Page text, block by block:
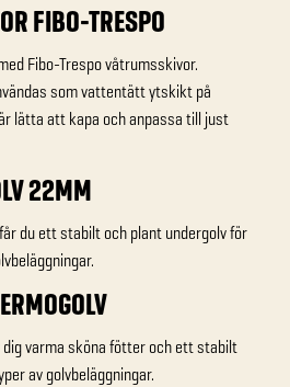
FIBO-TRESPO
Fibo-Trespo våtrumsskivor.
som vattentätt ytskikt på
lätta att kapa och anpassa till just
22MM
du ett stabilt och plant undergolv för
dig varma sköna fötter och ett stabilt
av golvbeläggningar.